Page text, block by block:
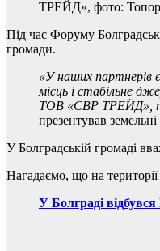
ТРЕЙД», фото: Топор
Під час Форуму
громади.
«У наших партнерів
місць і стабільне
ТОВ «СВР ТРЕЙД»,
презентував
У Болградській громаді
Нагадаємо, що на
У Болграді